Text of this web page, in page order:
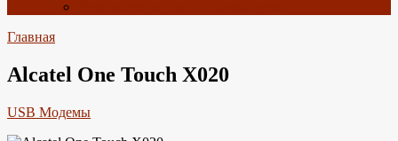
Главная
Alcatel One Touch X020
USB Модемы